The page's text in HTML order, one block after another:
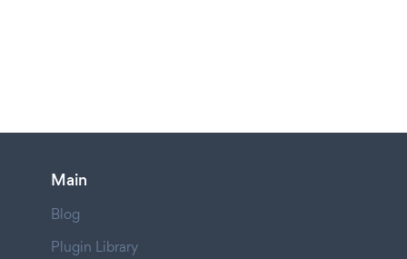
Main
Blog
Plugin Library